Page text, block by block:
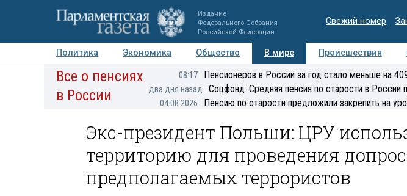
Издание
Федерального Собрания
Российской Федерации
Свежий номер
Политика Экономика Общество В мире Происшествия
Авторы Персоны Мнения Регионы Медиацентр
Все о пенсиях
в России
08:17 Пенсионеров в России за год стало меньше на
два дня назад Соцфонд: Средняя пенсия по старости в России
04.08.2026 Пенсию по старости предложили закрепить на
Экс-президент Польши: ЦРУ
территорию для проведения
предполагаемых террористов